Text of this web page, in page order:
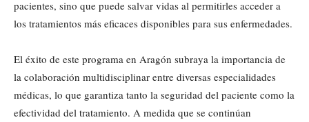
pacientes, sino que puede salvar vidas al permitirles acceder a
los tratamientos más eficaces disponibles para sus enfermedades.
El éxito de este programa en Aragón subraya la importancia de
la colaboración multidisciplinar entre diversas especialidades
médicas, lo que garantiza tanto la seguridad del paciente como la
efectividad del tratamiento. A medida que se continúan